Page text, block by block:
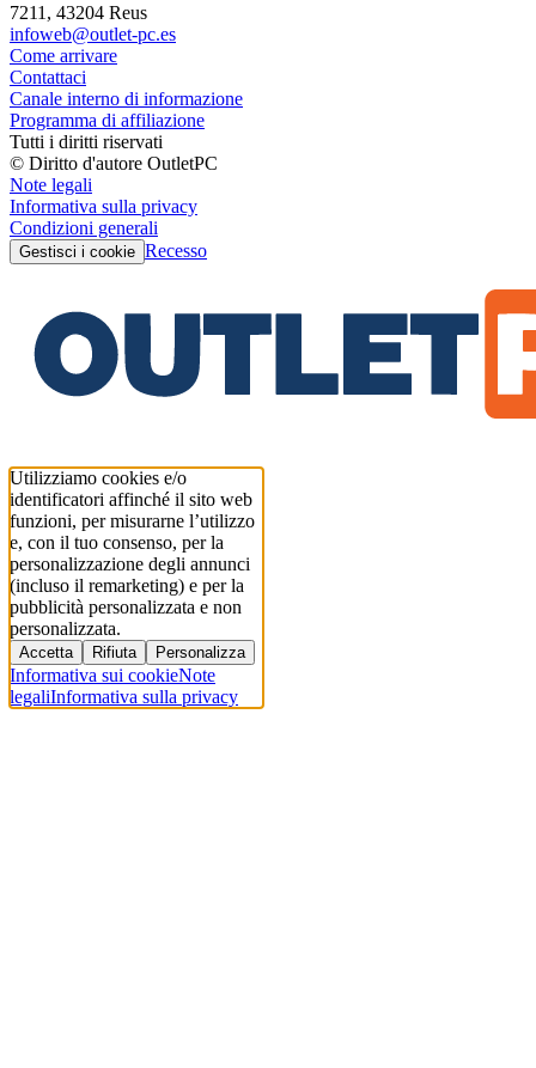
7211, 43204 Reus
infoweb@outlet-pc.es
Come arrivare
Contattaci
Canale interno di informazione
Programma di affiliazione
Tutti i diritti riservati
© Diritto d'autore OutletPC
Note legali
Informativa sulla privacy
Condizioni generali
Gestisci i cookie Recesso
Utilizziamo cookies e/o
identificatori affinché il sito web
funzioni, per misurarne l’utilizzo
e, con il tuo consenso, per la
personalizzazione degli annunci
(incluso il remarketing) e per la
pubblicità personalizzata e non
personalizzata.
Accetta Rifiuta Personalizza
Informativa sui cookieNote
legaliInformativa sulla privacy